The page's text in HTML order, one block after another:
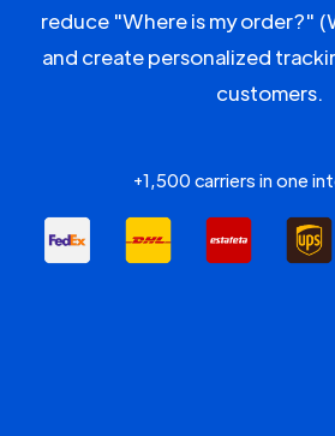
reduce "Where is my order?"
and create personalized
customers.
+1,500 carriers in one